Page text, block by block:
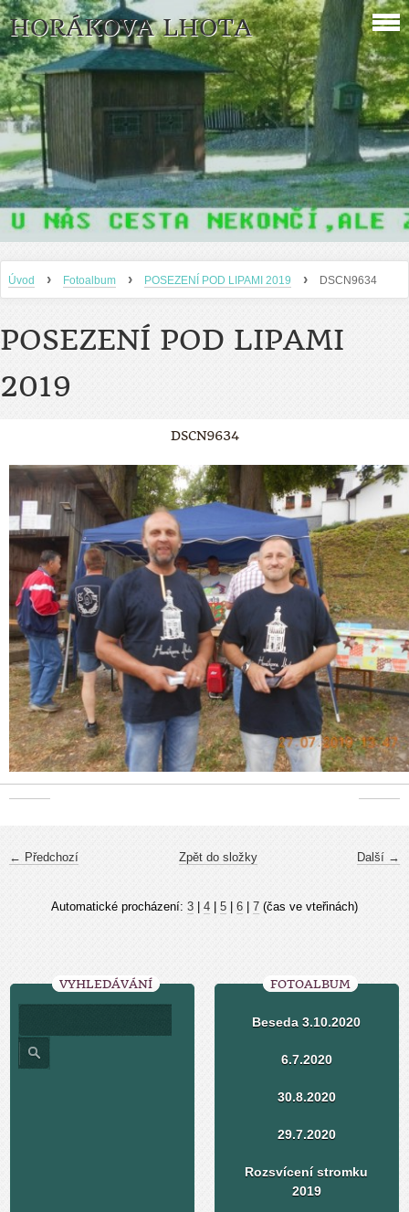
HORÁKOVA LHOTA
Úvod › Fotoalbum › POSEZENÍ POD LIPAMI 2019 › DSCN9634
POSEZENÍ POD LIPAMI
2019
DSCN9634
← Předchozí Další →
Zpět do složky
Automatické procházení: 3 4 5 6 7 (čas ve vteřinách)
VYHLEDÁVÁNÍ FOTOALBUM
Beseda 3.10.2020
6.7.2020
30.8.2020
29.7.2020
Rozsvícení stromku
2019